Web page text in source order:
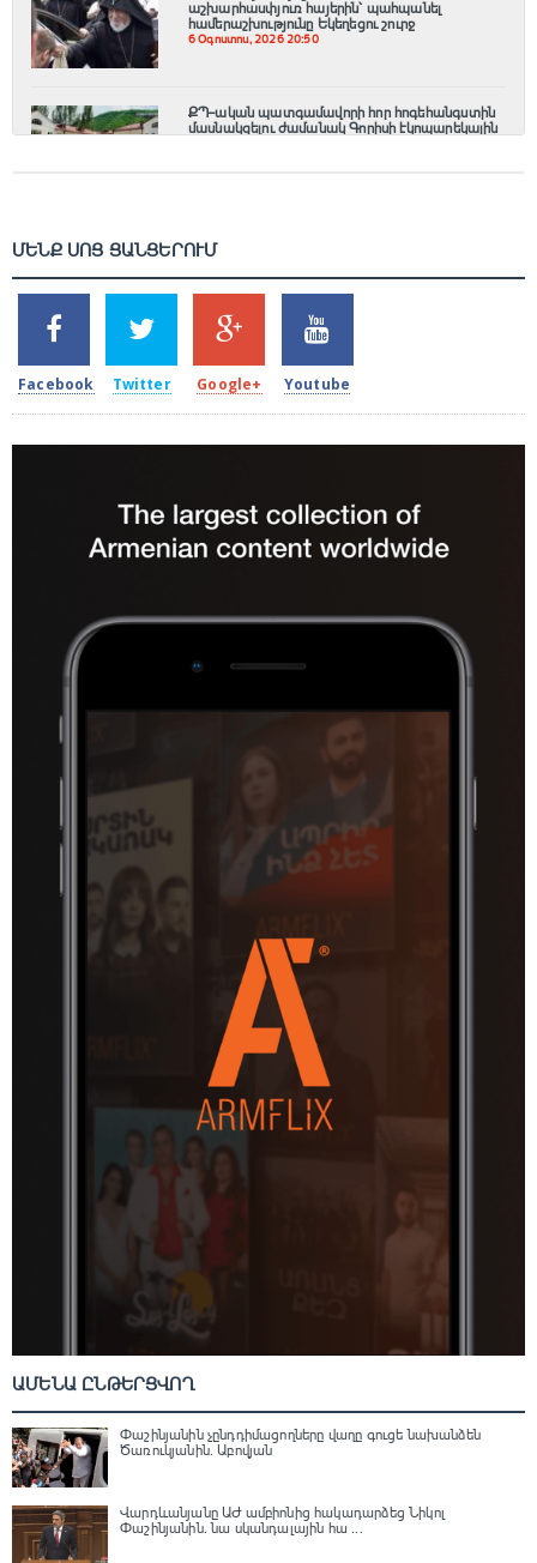
աշխարհասփյուռ հայերին՝ պահպանել
համերաշխությունը Եկեղեցու շուրջ
6 Օգոստոս, 2026 20:50
ՔՊ–ական պատգամավորի հոր հոգեհանգստին
մասնակցելու ժամանակ Գորիսի էկոպարեկային
ՄԵՆՔ ՍՈՑ ՑԱՆՑԵՐՈՒՄ
2k
SHARES
Facebook
1.5k
TWEETS
Twitter
203
SHARES
Google+
620
SHARES
Youtube
ԱՄԵՆԱ ԸՆԹԵՐՑՎՈՂ
Փաշինյանին չընդդիմացողները վաղը գուցե նախանձեն
Ծառուկյանին. Աբովյան
Վարդևանյանը ԱԺ ամբիոնից հակադարձեց Նիկոլ
Փաշինյանին․ նա սկանդալային հա ...